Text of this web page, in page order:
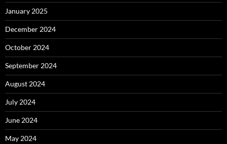
January 2025
December 2024
October 2024
September 2024
August 2024
July 2024
June 2024
May 2024